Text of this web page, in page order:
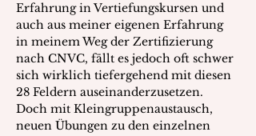
Erfahrung in Vertiefungskursen und
auch aus meiner eigenen Erfahrung
in meinem Weg der Zertifizierung
nach CNVC, fällt es jedoch oft schwer
sich wirklich tiefergehend mit diesen
28 Feldern auseinanderzusetzen.
Doch mit Kleingruppenaustausch,
neuen Übungen zu den einzelnen